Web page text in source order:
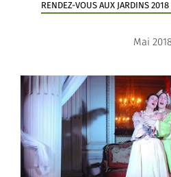
RENDEZ-VOUS AUX JARDINS
Mai